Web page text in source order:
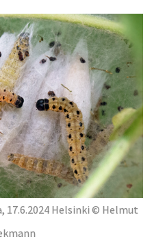
17.6.2024 Helsinki © Helmut